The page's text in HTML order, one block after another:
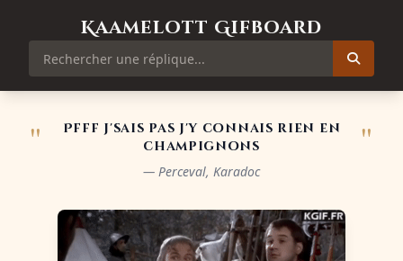
Kaamelott Gifboard
"
Pfff j'sais pas j'y connais rien en
champignons
"
— Perceval, Karadoc